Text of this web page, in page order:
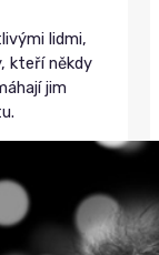
lidmi,
kteří někdy
jim